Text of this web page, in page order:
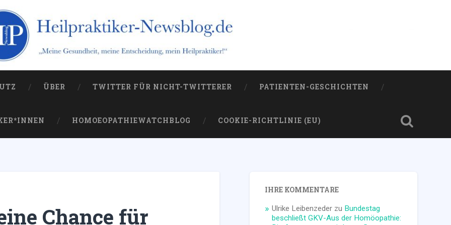
Kampagne gegen sie
ÜBER TWITTER FÜR NICHT-TWITTERER PATIENTEN-GESCHICHTEN
HOMOEOPATHIEWATCHBLOG COOKIE-RICHTLINIE (EU)
Chance für
IHRE KOMMENTARE
Ulrike Leibenzeder zu Bundestag
beschließt GKV-Aus der Homöopathie: